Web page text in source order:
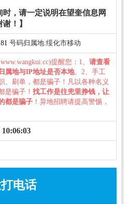
时，请一定说明在望奎信息网
！】
号码归属地:绥化市移动
提醒您：1、 请查看
属地与IP地址是否本地。2、手工
、刷单，都是骗子！凡以各种名义
是骗子！ 找工作是往兜里挣钱，让
都是骗子 ！异地招聘请提高警惕，
10:06:03
电话